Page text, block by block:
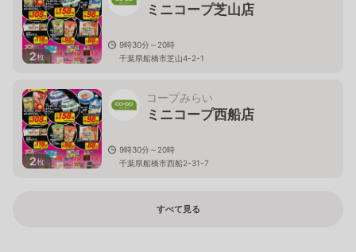
2枚
ミニコープ芝山店
9時30分～20時
千葉県船橋市芝山4-2-1
2枚
コープみらい
ミニコープ西船店
9時30分～20時
千葉県船橋市西船2-31-7
すべて見る